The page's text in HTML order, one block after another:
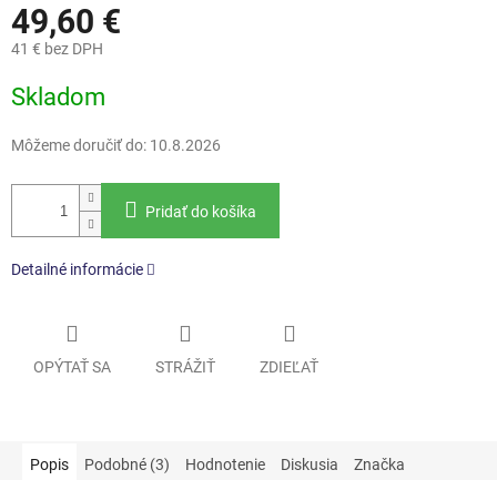
49,60 €
41 € bez DPH
cena:
Skladom
Môžeme doručiť do: 10.8.2026
Pridať do košíka
Detailné informácie
OPÝTAŤ SA STRÁŽIŤ ZDIEĽAŤ
Popis Podobné (3) Hodnotenie Diskusia Značka